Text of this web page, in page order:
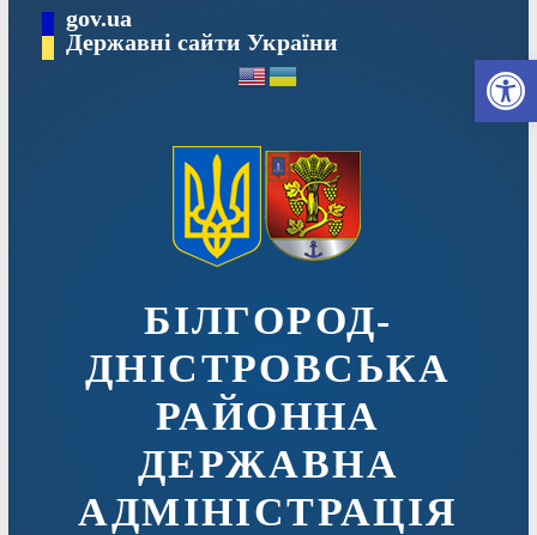
вмісту
gov.ua
Державні сайти України
БІЛГОРОД-
ДНІСТРОВСЬКА
РАЙОННА
ДЕРЖАВНА
АДМІНІСТРАЦІЯ